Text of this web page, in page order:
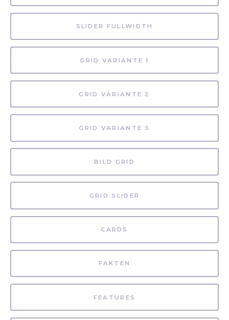
SLIDER FULLWIDTH
GRID VARIANTE 1
GRID VARIANTE 2
GRID VARIANTE 3
BILD GRID
GRID SLIDER
CARDS
FAKTEN
FEATURES